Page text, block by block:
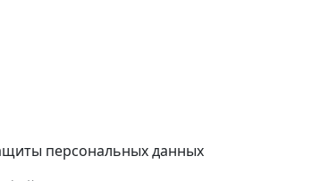
персональных данных